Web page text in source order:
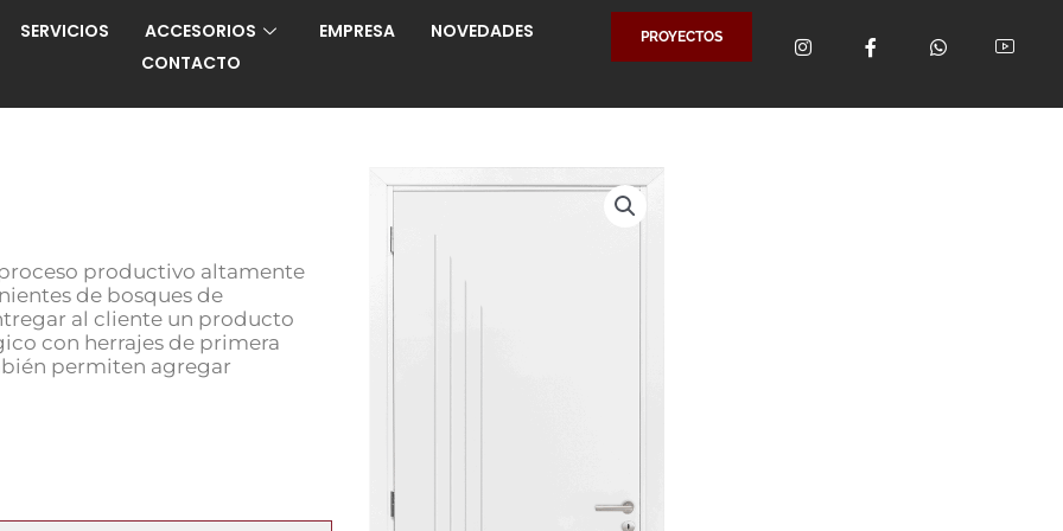
SERVICIOS ACCESORIOS EMPRESA
NOVEDADES
CONTACTO
PROYECTOS
productivo altamente
de bosques de
al cliente un producto
con herrajes de primera
permiten agregar